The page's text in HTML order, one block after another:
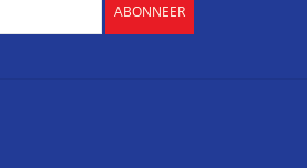
ABONNEER